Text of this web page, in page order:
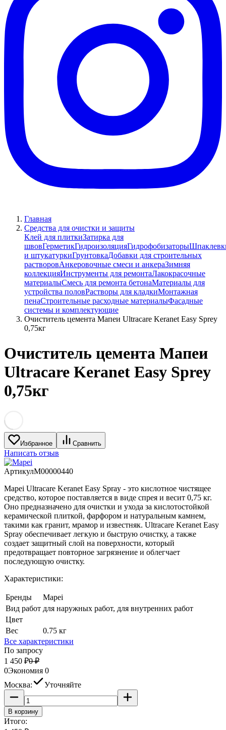
Главная
Средства для очистки и защиты
Клей для плиткиЗатирка для
швовГерметикГидроизоляцияГидрофобизаторы
и штукатуркиГрунтовкаДобавки для строительных
растворовАнкеровочные смеси и анкераЗимняя
коллекцияИнструменты для ремонтаЛакокрасочные
материалыСмесь для ремонта бетонаМатериалы для
устройства половРастворы для кладкиМонтажная
пенаСтроительные расходные материалыФасадные
системы и комплектующие
Очиститель цемента Мапеи Ultracare Keranet Easy Sprey
0,75кг
Очиститель цемента Мапеи
Ultracare Keranet Easy Sprey
0,75кг
Избранное Сравнить
Написать отзыв
АртикулM00000440
Mapei Ultracare Keranet Easy Spray - это кислотное чистящее
средство, которое поставляется в виде спрея и весит 0,75 кг.
Оно предназначено для очистки и ухода за кислотостойкой
керамической плиткой, фарфором и натуральным камнем,
такими как гранит, мрамор и известняк. Ultracare Keranet Easy
Spray обеспечивает легкую и быструю очистку, а также
создает защитный слой на поверхности, который
предотвращает повторное загрязнение и облегчает
последующую очистку.
Характеристики:
Бренды
Mapei
Вид работ для наружных работ, для внутренних работ
Цвет
Вес
0.75 кг
Все характеристики
По запросу
1 450 ₽0 ₽
0Экономия 0
Москва:
Уточняйте
В корзину
Итого: